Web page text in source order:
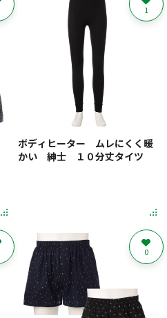
ボディヒーター ムレにくく暖
かい 紳士 １０分丈タイツ
1
0